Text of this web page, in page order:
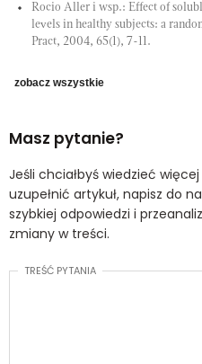
Rocio Aller i wsp.: Effect of
levels in healthy subjects: a
Pract, 2004, 65(1), 7-11.
zobacz wszystkie
Masz pytanie?
Jeśli chciałbyś wiedzieć
uzupełnić artykuł, napisz do
szybkiej odpowiedzi i
zmiany w treści.
TREŚĆ PYTANIA